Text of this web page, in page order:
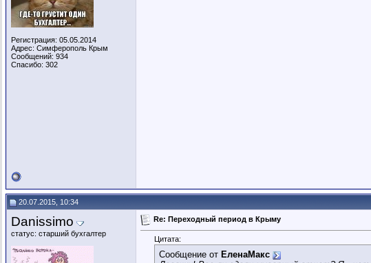
Регистрация: 05.05.2014
Адрес: Симферополь Крым
Сообщений: 934
Спасибо: 302
20.07.2015, 10:34
Danissimo
статус: старший бухгалтер
Re: Переходный период в Крыму
Цитата:
Сообщение от ЕленаМакс